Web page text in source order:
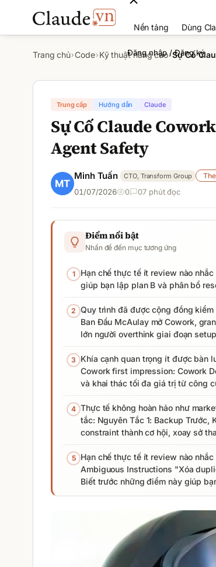
Nền tảng Dùng
Đăng nhập / Đăng ký
Trang chủ› Code› Kỹ thuật nâng cao›Sự Cố
Trung cấp Hướng dẫn Claude
Sự Cố Claude
Agent Safety
Minh Tuấn CTO, Transform Group
01/07/2026 0 07phút đọc
Điểm nổi bật
Nhấn để đến mục tương ứng
1
Hạn chế thực tế ít review nào
giúp bạn lập plan B và phân bổ
2 Quy trình đã được cộng đồng
Ban Đầu McAulay mở Cowork,
lớn người overthink giai đoạn
3
Khía cạnh quan trọng ít được bàn
Cowork first impression: Cowork
và khai thác tối đa giá trị từ công
4 Thực tế không hoàn hảo như
tắc: Nguyên Tắc 1: Backup Trước,
constraint thành cơ hội, xoay sở
5
Hạn chế thực tế ít review nào
Ambiguous Instructions "Xóa
Biết trước những điểm này giúp